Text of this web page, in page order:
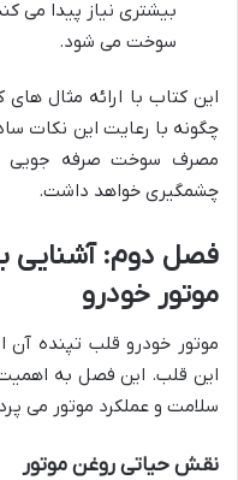
بیشتری نیاز پیدا می
سوخت می شود.
این کتاب با ارائه مثال
مصرف سوخت صرفه جویی
چشمگیری خواهد داشت.
فصل دوم: آشنایی
موتور خودرو
موتور خودرو قلب تپنده
این قلب. این فصل به
سلامت و عملکرد موتور می
نقش حیاتی روغن موتور